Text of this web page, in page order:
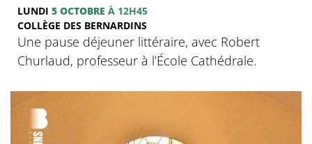
LUNDI 5 OCTOBRE À 12H45
COLLÈGE DES BERNARDINS
Une pause déjeuner littéraire, avec Robert
Churlaud, professeur à l’École Cathédrale.